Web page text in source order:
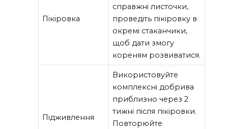
Пікіровка
справжні листочки,
проведіть пікіровку в
окремі стаканчики,
щоб дати змогу
кореням розвиватися.
Підживлення
Використовуйте
комплексні добрива
приблизно через 2
тижні після пікіровки.
Повторюйте